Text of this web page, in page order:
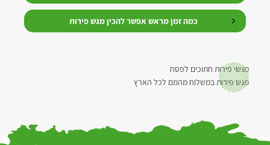
כמה זמן מראש אפשר להכין מגש פירות
מגשי פירות חתוכים לפסח
מגש פירות במשלוח מהמם לכל הארץ